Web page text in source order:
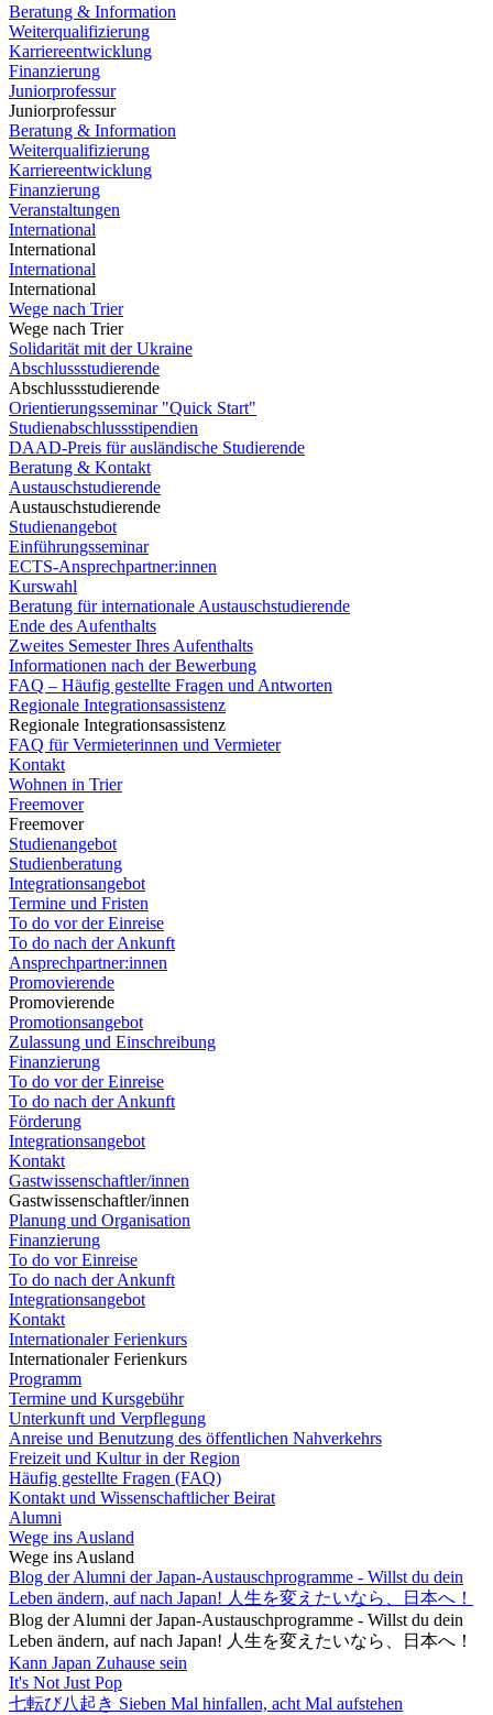
Beratung & Information
Weiterqualifizierung
Karriereentwicklung
Finanzierung
Juniorprofessur
Juniorprofessur
Beratung & Information
Weiterqualifizierung
Karriereentwicklung
Finanzierung
Veranstaltungen
International
International
International
International
Wege nach Trier
Wege nach Trier
Solidarität mit der Ukraine
Abschlussstudierende
Abschlussstudierende
Orientierungsseminar "Quick Start"
Studienabschlussstipendien
DAAD-Preis für ausländische Studierende
Beratung & Kontakt
Austauschstudierende
Austauschstudierende
Studienangebot
Einführungsseminar
ECTS-Ansprechpartner:innen
Kurswahl
Beratung für internationale Austauschstudierende
Ende des Aufenthalts
Zweites Semester Ihres Aufenthalts
Informationen nach der Bewerbung
FAQ – Häufig gestellte Fragen und Antworten
Regionale Integrationsassistenz
Regionale Integrationsassistenz
FAQ für Vermieterinnen und Vermieter
Kontakt
Wohnen in Trier
Freemover
Freemover
Studienangebot
Studienberatung
Integrationsangebot
Termine und Fristen
To do vor der Einreise
To do nach der Ankunft
Ansprechpartner:innen
Promovierende
Promovierende
Promotionsangebot
Zulassung und Einschreibung
Finanzierung
To do vor der Einreise
To do nach der Ankunft
Förderung
Integrationsangebot
Kontakt
Gastwissenschaftler/innen
Gastwissenschaftler/innen
Planung und Organisation
Finanzierung
To do vor Einreise
To do nach der Ankunft
Integrationsangebot
Kontakt
Internationaler Ferienkurs
Internationaler Ferienkurs
Programm
Termine und Kursgebühr
Unterkunft und Verpflegung
Anreise und Benutzung des öffentlichen Nahverkehrs
Freizeit und Kultur in der Region
Häufig gestellte Fragen (FAQ)
Kontakt und Wissenschaftlicher Beirat
Alumni
Wege ins Ausland
Wege ins Ausland
Blog der Alumni der Japan-Austauschprogramme - Willst du dein
Leben ändern, auf nach Japan! 人生を変えたいなら、日本へ！
Blog der Alumni der Japan-Austauschprogramme - Willst du dein
Leben ändern, auf nach Japan! 人生を変えたいなら、日本へ！
Kann Japan Zuhause sein
It's Not Just Pop
七転び八起き Sieben Mal hinfallen, acht Mal aufstehen